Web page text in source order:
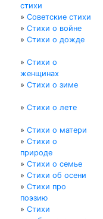
стихи
» Советские стихи
» Стихи о войне
» Стихи о дожде
» Стихи о
женщинах
» Стихи о зиме
» Стихи о лете
» Стихи о матери
» Стихи о
природе
» Стихи о семье
» Стихи об осени
» Стихи про
поэзию
» Стихи